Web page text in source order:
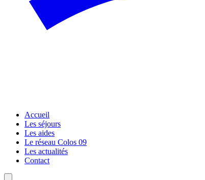
Accueil
Les séjours
Les aides
Le réseau Colos 09
Les actualités
Contact